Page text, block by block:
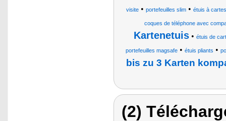
visite • portefeuilles slim • étuis à
coques de téléphone avec
Kartenetuis • étuis de
portefeuilles magsafe • étuis pliants •
bis zu 3 Karten
(2)